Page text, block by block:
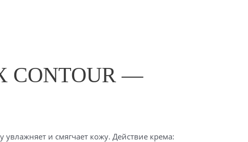
CONTOUR —
увлажняет и смягчает кожу. Действие крема: